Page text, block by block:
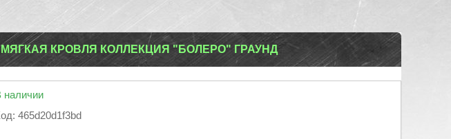
МЯГКАЯ КРОВЛЯ КОЛЛЕКЦИЯ "БОЛЕРО" ГРАУНД
наличии
465d20d1f3bd